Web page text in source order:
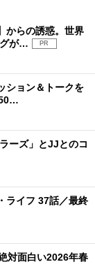
からの誘惑。世界
グが…
PR
ション＆トークを
ーズ」とJJとのコ
ライフ 37話／最終
対面白い2026年春